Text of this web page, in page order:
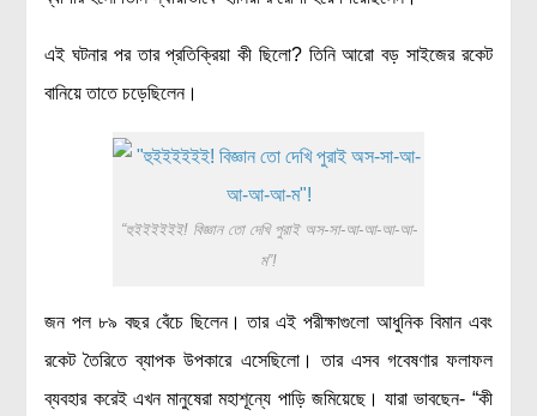
এই ঘটনার পর তার প্রতিক্রিয়া কী ছিলো? তিনি আরো বড় সাইজের রকেট
বানিয়ে তাতে চড়েছিলেন।
“হুইইইইইই! বিজ্ঞান তো দেখি পুরাই অস-সা-আ-আ-আ-আ-
ম”!
জন পল ৮৯ বছর বেঁচে ছিলেন। তার এই পরীক্ষাগুলো আধুনিক বিমান এবং
রকেট তৈরিতে ব্যাপক উপকারে এসেছিলো। তার এসব গবেষণার ফলাফল
ব্যবহার করেই এখন মানুষেরা মহাশূন্যে পাড়ি জমিয়েছে। যারা ভাবছেন- “কী